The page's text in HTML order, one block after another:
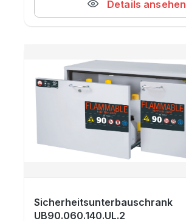
Details ansehen
Sicherheitsunterbauschrank
UB90.060.140.UL.2